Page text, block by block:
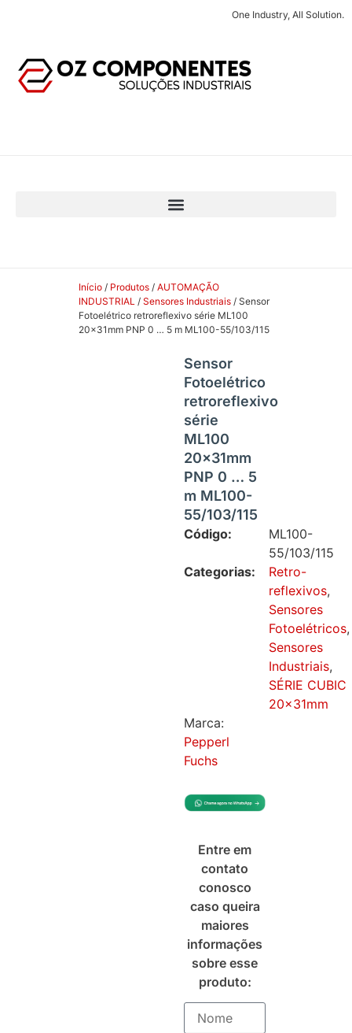
One Industry, All Solution.
Início / Produtos / AUTOMAÇÃO
INDUSTRIAL / Sensores Industriais / Sensor
Fotoelétrico retroreflexivo série ML100
20x31mm PNP 0 … 5 m ML100-55/103/115
Sensor
Fotoelétrico
retroreflexivo
série
ML100
20x31mm
PNP 0 … 5
m ML100-
55/103/115
Código:
ML100-
55/103/115
Categorias:
Retro-
reflexivos,
Sensores
Fotoelétricos,
Sensores
Industriais,
SÉRIE CUBIC
20x31mm
Marca:
Pepperl
Fuchs
Entre em
contato
conosco
caso queira
maiores
informações
sobre esse
produto: